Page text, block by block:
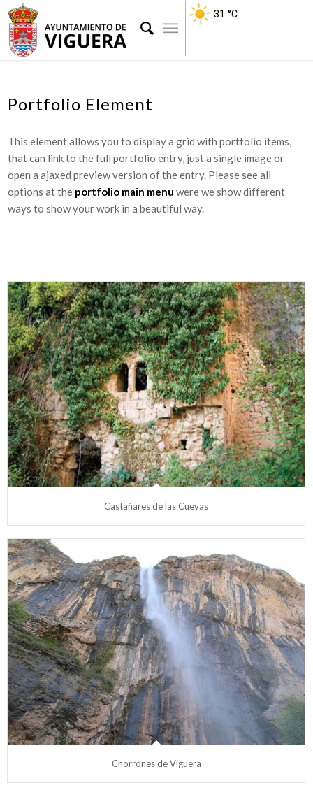
31 °C
Portfolio Element
This element allows you to display a grid with portfolio items,
that can link to the full portfolio entry, just a single image or
open a ajaxed preview version of the entry. Please see all
options at the portfolio main menu were we show different
ways to show your work in a beautiful way.
Castañares de las Cuevas
Chorrones de Viguera